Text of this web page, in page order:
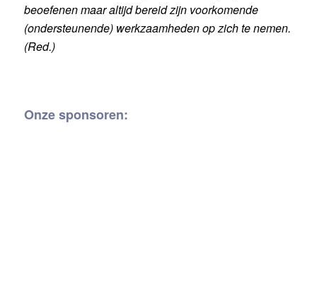
beoefenen maar altijd bereid zijn voorkomende
(ondersteunende) werkzaamheden op zich te nemen.
(Red.)
Onze sponsoren: